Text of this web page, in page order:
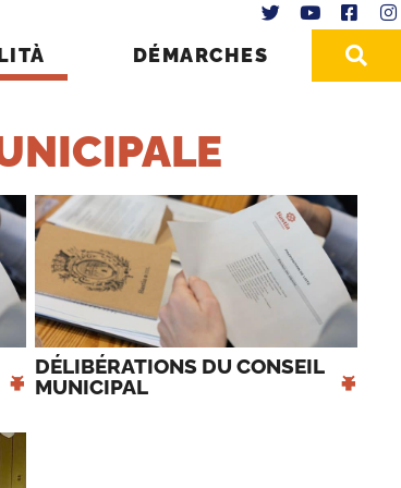
DÉMARCHES
+ DÉLIBÉRATIONS DU CONSEIL
MUNICIPAL
+